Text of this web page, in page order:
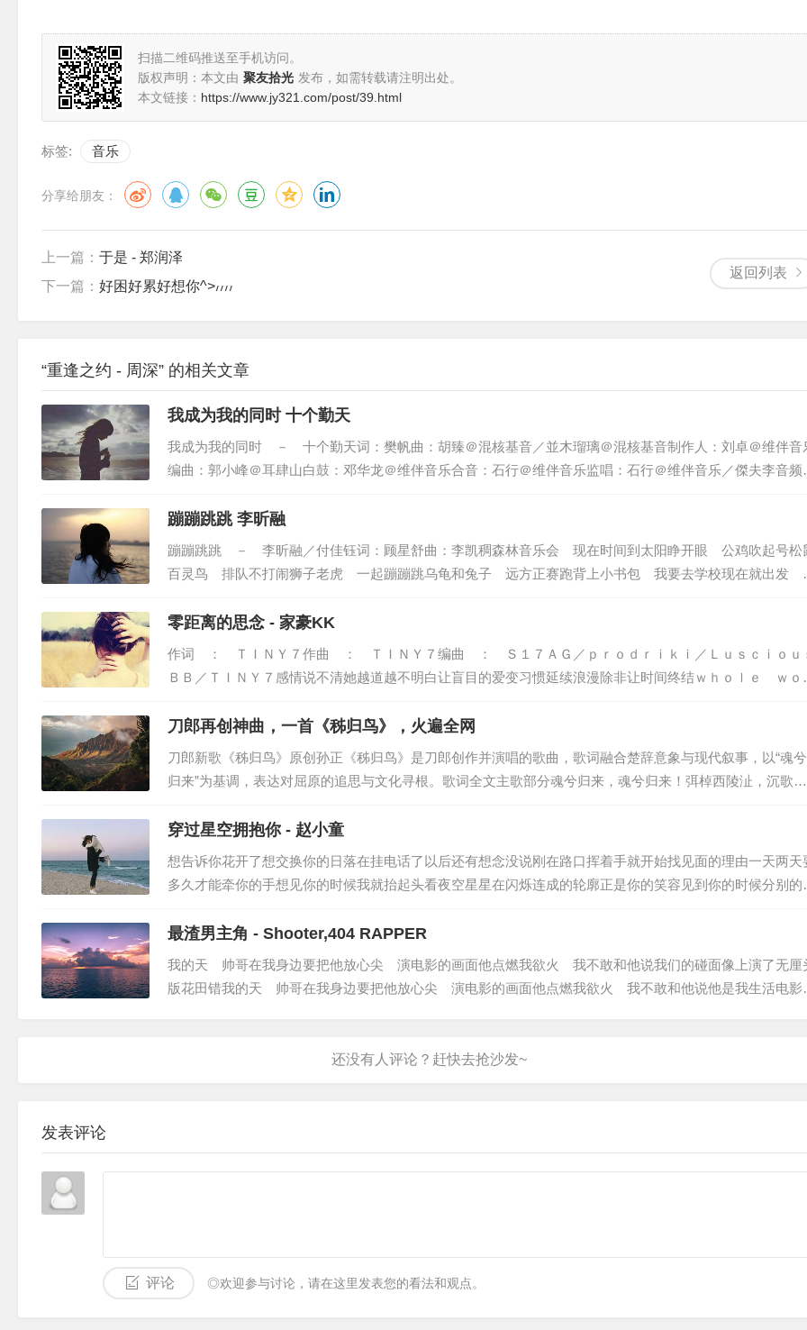
当你不见
抬头看
看你化作皎月
瞬间
像你
出现
一绚
我读着不朽誓言
守着重逢之约
ｏｈ ｏｈ
流星划过的余晖啊
凝在天际永不褪去吧
ｏｈ ｏｈ
原著 ： 南派三叔
配唱 ： 徐威＠５２Ｈｚ Ｓｔｕｄｉｏ Ｓｈａｎｇｈａｉ
人声录音 ： 徐威＠５２Ｈｚ Ｓｔｕｄｉｏ Ｓｈａｎｇｈａｉ
人声录音棚 ： ５２Ｈｚ Ｓｔｕｄｉｏ （Ｓｈａｎｇｈａｉ）
特别鸣谢 ： 周深工作室
弦乐 ： 曜爆甘音樂工作室
和声 ： 周深／Ｂｒｉａｎ Ｃｈｅｎｇ
制作公司 ： 焱宜文传
出品 ： 网易云音乐·云上工作室Ｘ量子泛娱
出品人 ： 黄俊
监制 ： 回凤超／闵嘉瑜
企划 ： 肖尧／深渊
扫描二维码推送至手机访问。
版权声明：本文由 聚友拾光 发布，如需转载请注明出处。
本文链接： https://www.jy321.com/post/39.html
标签: 音乐
分享给朋友：
返回列表
上一篇： 于是 - 郑润泽
下一篇： 好困好累好想你^>៸៸៸៸
“重逢之约 - 周深” 的相关文章
我成为我的同时 十个勤天
我成为我的同时 － 十个勤天词：樊帆曲：胡臻＠混核基音／並木瑠璃＠混核基音制作人：刘卓＠维伴音
编曲：郭小峰＠耳肆山白鼓：邓华龙＠维伴音乐合音：石行＠维伴音乐监唱：石行＠维伴音乐／傑夫李音频
辑：石行＠维伴音乐混音：黄可爱＠维伴音乐录音棚：维伴音乐录音棚／小柯录音棚母带：鲍航＠Ｈｉ－ｙ
ｅ Ｓｔｕｄ...蹦蹦跳跳 李昕融
蹦蹦跳跳 － 李昕融／付佳钰词：顾星舒曲：李凯稠森林音乐会 现在时间到太阳睁开眼 公鸡吹起号松
百灵鸟 排队不打闹狮子老虎 一起蹦蹦跳乌龟和兔子 远方正赛跑背上小书包 我要去学校现在就出发
世界拥抱跟我一起蹦蹦 跳跳 阳光在照耀蹦蹦 跳跳 我们没烦恼蹦蹦 跳跳 从不睡懒觉好事要来到
我一起蹦蹦 ...
零距离的思念 - 家豪KK
作词 ： ＴＩＮＹ７作曲 ： ＴＩＮＹ７编曲 ： Ｓ１７ＡＧ／ｐｒｏｄｒｉｋｉ／Ｌｕｓｃｉｏｕ
ＢＢ／ＴＩＮＹ７感情说不清她越道越不明白让盲目的爱变习惯延续浪漫除非让时间终结ｗｈｏｌｅ ｗｏ
ｌｄ不停下零距离的想念我们的过程遥远但并不艰难让情歌在零点转这世界因为你变温暖不停下零距离的思
桌上的相片 ...
刀郎再创神曲，一首《秭归鸟》，火遍全网
刀郎新歌《秭归鸟》原创孙正《秭归鸟》是刀郎创作并演唱的歌曲，歌词融合楚辞意象与现代叙事，以“魂兮
归来”为基调，表达对屈原的追思与文化寻根。歌词全文‌主歌部分‌魂兮归来，魂兮归来！弭棹西陵沚，沉歌酹
楚魂；暮雨来千载，离骚彻夜鸣。魂兮归来，魂兮归来！‌副歌与叙事段‌一只青竹从我的胸膛里面长出来，枝
上挂...
穿过星空拥抱你 - 赵小童
想告诉你花开了想交换你的日落在挂电话了以后还有想念没说刚在路口挥着手就开始找见面的理由一天两天
多久才能牵你的手想见你的时候我就抬起头看夜空星星在闪烁连成的轮廓正是你的笑容见到你的时候分别的
痛都化为相拥的手哪怕沿途错过我一定会在终点等候想告诉你起风了想交换你的问候在电话接通以后攒的日
没说当你在左...
最渣男主角 - Shooter,404 RAPPER
我的天 帅哥在我身边要把他放心尖 演电影的画面他点燃我欲火 我不敢和他说我们的碰面像上演了无厘
版花田错我的天 帅哥在我身边要把他放心尖 演电影的画面他点燃我欲火 我不敢和他说他是我生活电影
发表评论
评论 ◎欢迎参与讨论，请在这里发表您的看法和观点。